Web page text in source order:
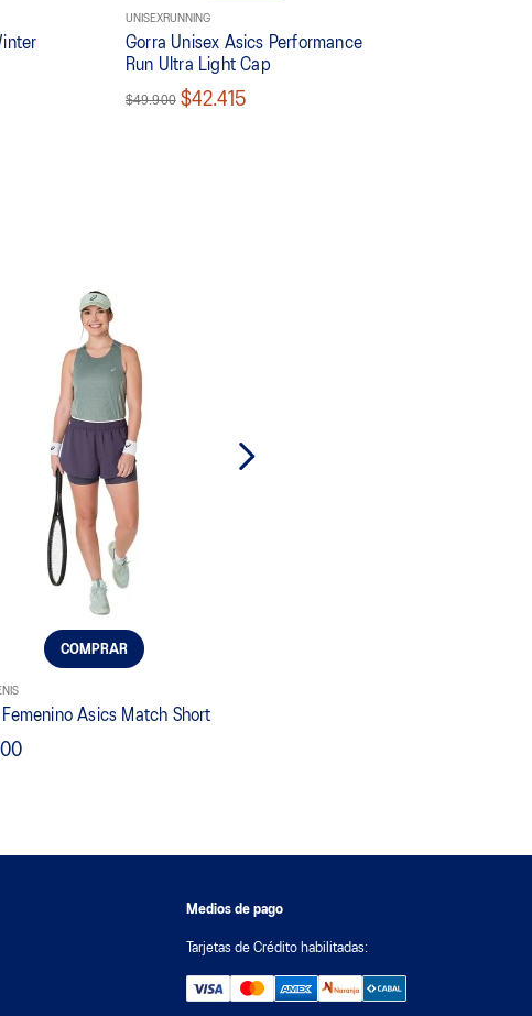
UNISEXRUNNING
Gorra Unisex Asics Performance
Run Ultra Light Cap
$49.900 $42.415
COMPRAR
Asics Match Short
Medios de pago
Tarjetas de Crédito habilitadas: